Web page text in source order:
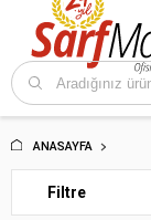
5000 TL ve Üzeri
ANASAYFA
Filtre